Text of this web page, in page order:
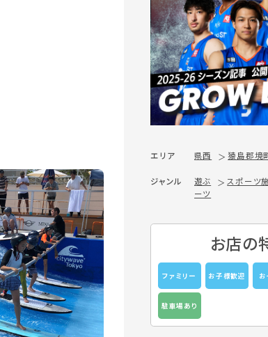
エリア 県西 猿島郡境
ジャンル 遊ぶ スポーツ
ーツ
お店の
ファミリー お子様歓迎
駐車場あり